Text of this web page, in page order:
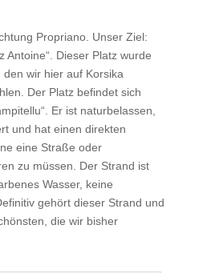
Propriano. Unser Ziel:
Antoine“. Dieser Platz wurde
wir hier auf Korsika
Der Platz befindet sich
Er ist naturbelassen,
und hat einen direkten
eine Straße oder
zu müssen. Der Strand ist
Wasser, keine
gehört dieser Strand und
die wir bisher